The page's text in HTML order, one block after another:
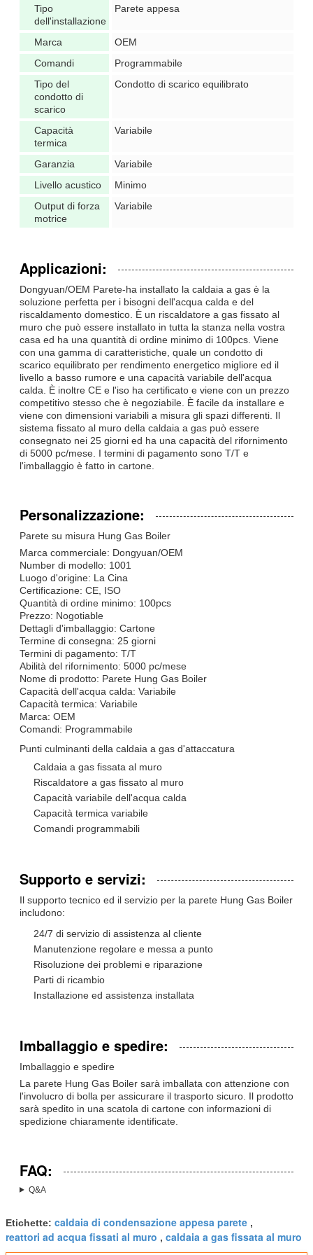
Tipo
dell'installazione
Parete appesa
Marca
OEM
Comandi
Programmabile
Tipo del
condotto di
scarico
Condotto di scarico equilibrato
Capacità
termica
Variabile
Garanzia
Variabile
Livello acustico
Minimo
Output di forza
motrice
Variabile
Applicazioni:
Dongyuan/OEM Parete-ha installato la caldaia a gas è la
soluzione perfetta per i bisogni dell'acqua calda e del
riscaldamento domestico. È un riscaldatore a gas fissato al
muro che può essere installato in tutta la stanza nella vostra
casa ed ha una quantità di ordine minimo di 100pcs. Viene
con una gamma di caratteristiche, quale un condotto di
scarico equilibrato per rendimento energetico migliore ed il
livello a basso rumore e una capacità variabile dell'acqua
calda. È inoltre CE e l'iso ha certificato e viene con un prezzo
competitivo stesso che è negoziabile. È facile da installare e
viene con dimensioni variabili a misura gli spazi differenti. Il
sistema fissato al muro della caldaia a gas può essere
consegnato nei 25 giorni ed ha una capacità del rifornimento
di 5000 pc/mese. I termini di pagamento sono T/T e
l'imballaggio è fatto in cartone.
Personalizzazione:
Parete su misura Hung Gas Boiler
Marca commerciale: Dongyuan/OEM
Number di modello: 1001
Luogo d'origine: La Cina
Certificazione: CE, ISO
Quantità di ordine minimo: 100pcs
Prezzo: Nogotiable
Dettagli d'imballaggio: Cartone
Termine di consegna: 25 giorni
Termini di pagamento: T/T
Abilità del rifornimento: 5000 pc/mese
Nome di prodotto: Parete Hung Gas Boiler
Capacità dell'acqua calda: Variabile
Capacità termica: Variabile
Marca: OEM
Comandi: Programmabile
Punti culminanti della caldaia a gas d'attaccatura
Caldaia a gas fissata al muro
Riscaldatore a gas fissato al muro
Capacità variabile dell'acqua calda
Capacità termica variabile
Comandi programmabili
Supporto e servizi:
Il supporto tecnico ed il servizio per la parete Hung Gas Boiler
includono:
24/7 di servizio di assistenza al cliente
Manutenzione regolare e messa a punto
Risoluzione dei problemi e riparazione
Parti di ricambio
Installazione ed assistenza installata
Imballaggio e spedire:
Imballaggio e spedire
La parete Hung Gas Boiler sarà imballata con attenzione con
l'involucro di bolla per assicurare il trasporto sicuro. Il prodotto
sarà spedito in una scatola di cartone con informazioni di
spedizione chiaramente identificate.
FAQ:
Q&A
Etichette: caldaia di condensazione appesa parete ,
reattori ad acqua fissati al muro , caldaia a gas fissata al muro